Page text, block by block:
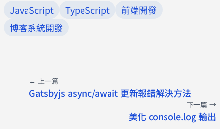
JavaScript TypeScript
前端開發
博客系統開發
← 上一篇
Gatsbyjs async/await 更新報錯解決方法
下一篇 →
美化 console.log 輸出